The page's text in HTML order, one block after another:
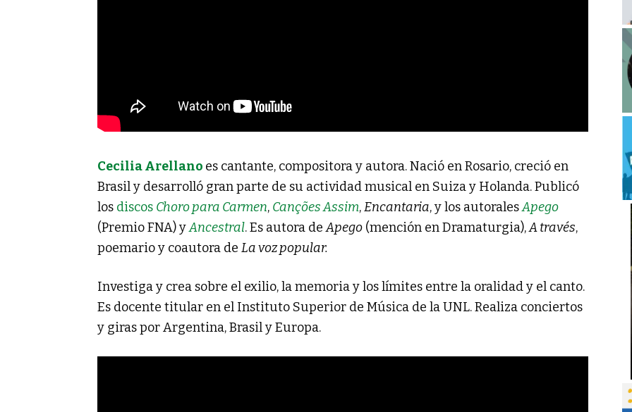
Cecilia Arellano es cantante, compositora y autora. Nació en Rosario, creció en
Brasil y desarrolló gran parte de su actividad musical en Suiza y Holanda. Publicó
los discos Choro para Carmen, Canções Assim,Encantaria, y los autoralesApego
(Premio FNA) yAncestral. Es autora deApego (mención en Dramaturgia),A través,
poemario y coautora de La voz popular.
Investiga y crea sobre el exilio, la memoria y los límites entre la oralidad y el canto.
Es docente titular en el Instituto Superior de Música de la UNL. Realiza conciertos
y giras por Argentina, Brasil y Europa.